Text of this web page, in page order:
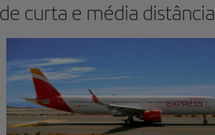
curta e média distância